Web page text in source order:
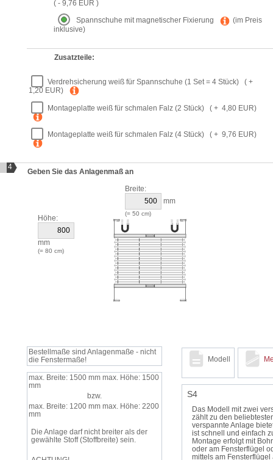
( - 9,76 EUR )
Spannschuhe mit magnetischer Fixierung
(im Preis
inklusive)
Zusatzteile:
Verdrehsicherung weiß für Spannschuhe (1 Set = 4 Stück) ( +
1,20 EUR)
Montageplatte weiß für schmalen Falz (2 Stück) ( + 4,80 EUR)
Montageplatte weiß für schmalen Falz (4 Stück) ( + 9,76 EUR)
Geben Sie das Anlagenmaß an
4
Breite:
mm
(= 50 cm)
Höhe:
mm
(= 80 cm)
Bestellmaße sind Anlagenmaße - nicht
die Fenstermaße!
max. Breite: 1500 mm max. Höhe: 1500
mm
bzw.
max. Breite: 1200 mm max. Höhe: 2200
mm
Die Anlage darf nicht breiter als der
gewählte Stoff (Stoffbreite) sein.
Modell
S4
Das Modell mit zwei
zählt zu den
verspannte Anlage
ist schnell und einfach
Montage erfolgt mit
oder am Fensterflügel
mittels am